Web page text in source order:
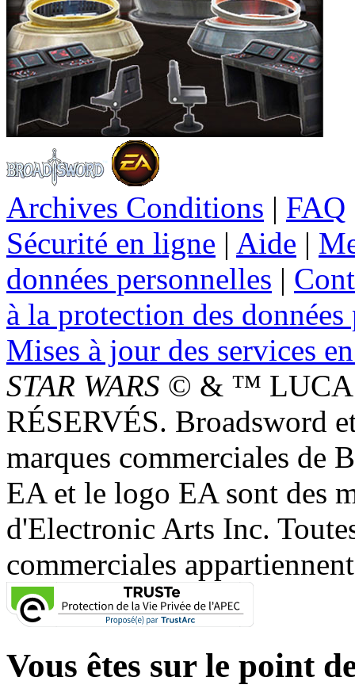
Archives Conditions | FAQ
Sécurité en ligne | Aide |
données personnelles |
à la protection des
Mises à jour des services
STAR WARS © & ™
RÉSERVÉS. Broadsword
marques commerciales de
EA et le logo EA sont des
d'Electronic Arts Inc.
commerciales
Vous êtes sur le point